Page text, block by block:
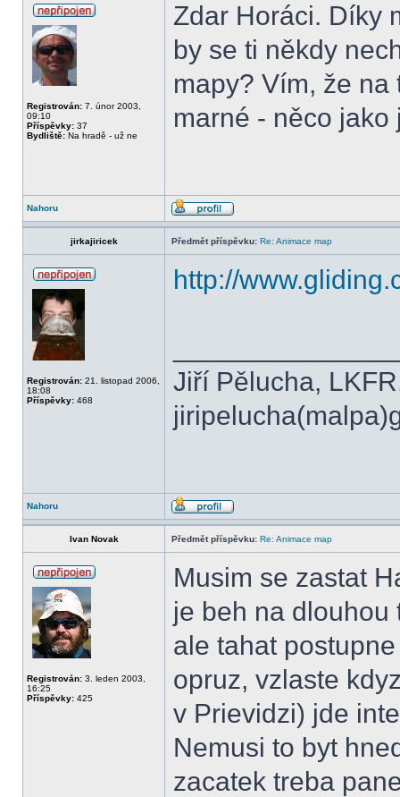
Registrován: 7. únor 2003,
09:10
Příspěvky: 37
Bydliště: Na hradě - už ne
Zdar Horáci. Díky
by se ti někdy
mapy? Vím, že
marné - něco
Nahoru
jirkajiricek Předmět příspěvku: Re: Animace map
Registrován: 21. listopad 2006,
18:08
Příspěvky: 468
http://
Jiří Pělucha,
Nahoru
Ivan Novak Předmět příspěvku: Re: Animace map
Registrován: 3. leden 2003,
16:25
Příspěvky: 425
Musim se zastat
je beh na dlouhou
ale tahat
opruz, vzlaste
v Prievidzi) jde
Nemusi to byt
zacatek treba